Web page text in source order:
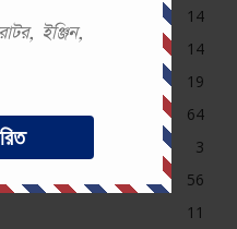
ইঞ্জিন,
14
14
19
64
3
56
11